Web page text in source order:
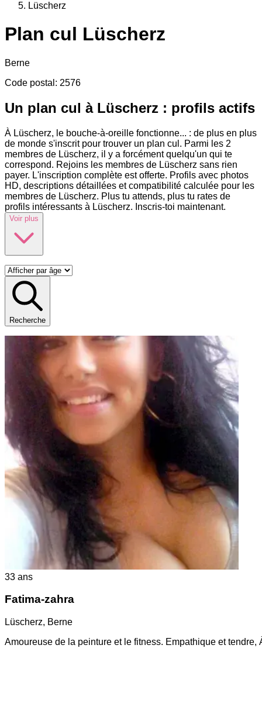
Lüscherz
Plan cul Lüscherz
Berne
Code postal : 2576
Un plan cul à Lüscherz : profils actifs
À Lüscherz, le bouche-à-oreille fonctionne... : de plus en plus
de monde s'inscrit pour trouver un plan cul. Parmi les 2
membres de Lüscherz, il y a forcément quelqu'un qui te
correspond. Rejoins les membres de Lüscherz sans rien
payer. L'inscription complète est offerte. Profils avec photos
HD, descriptions détaillées et compatibilité calculée pour les
membres de Lüscherz. Plus tu attends, plus tu rates de
profils intéressants à Lüscherz. Inscris-toi maintenant.
Voir plus
Recherche
33 ans
Fatima-zahra
Lüscherz, Berne
Amoureuse de la peinture et le fitness. Empathique et